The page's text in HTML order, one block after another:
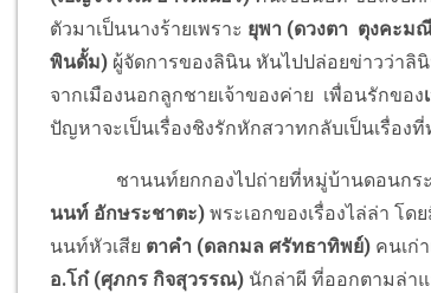
ตัวมาเป็นนางร้ายเพราะ ยุพา (ดวงตา ตุงคะม
พินดั้ม) ผู้จัดการของลินิน หันไปปล่อยข่าวว่าลิ
จากเมืองนอกลูกชายเจ้าของค่าย เพื่อนรักของ
ปัญหาจะเป็นเรื่องชิงรักหักสวาทกลับเป็นเรื่อง
ชานนท์ยกกองไปถ่ายที่หมู่บ้านดอนกระสือ
นนท์ อักษระชาตะ) พระเอกของเรื่องไล่ล่า โ
นนท์หัวเสีย ตาคำ (ดลกมล ศรัทธาทิพย์) คนเก่
อ.โก๋ (ศุภกร กิจสุวรรณ) นักล่าผี ที่ออกตามล่า